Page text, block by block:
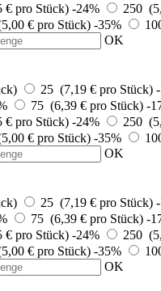
€ pro Stück) -24%
250
€ pro Stück) -35%
OK
25 (7,19 € pro Stück)
75 (6,39 € pro Stück) -
€ pro Stück) -24%
250
€ pro Stück) -35%
OK
25 (7,19 € pro Stück)
75 (6,39 € pro Stück) -
€ pro Stück) -24%
250
€ pro Stück) -35%
OK